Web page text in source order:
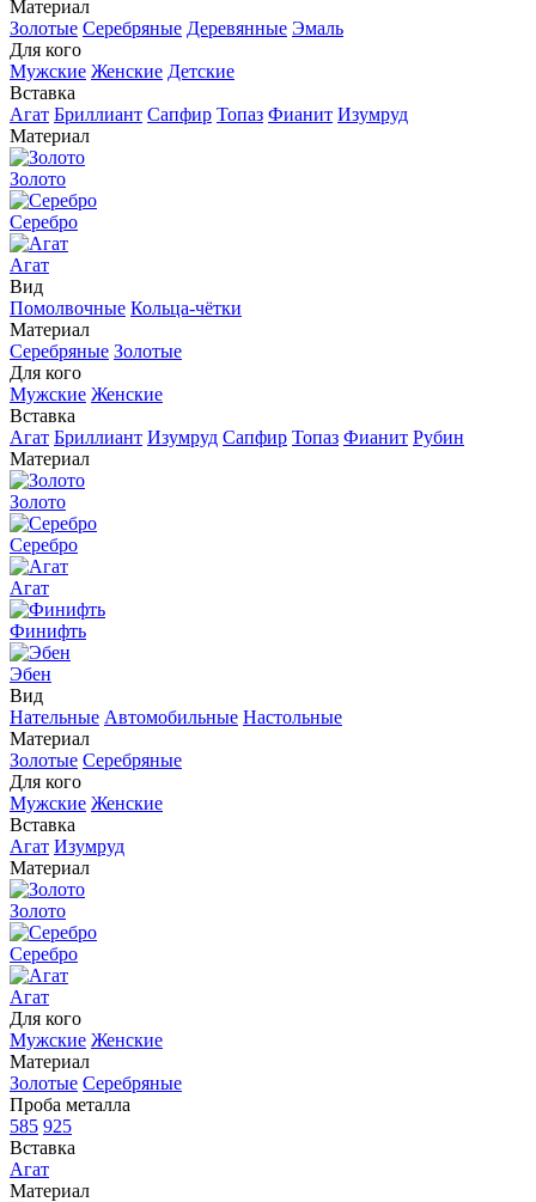
Материал
Золотые Серебряные Деревянные Эмаль
Для кого
Мужские Женские Детские
Вставка
Агат Бриллиант Сапфир Топаз Фианит Изумруд
Материал
Золото
Серебро
Агат
Вид
Помолвочные Кольца-чётки
Материал
Серебряные Золотые
Для кого
Мужские Женские
Вставка
Агат Бриллиант Изумруд Сапфир Топаз Фианит Рубин
Материал
Золото
Серебро
Агат
Финифть
Эбен
Вид
Нательные Автомобильные Настольные
Материал
Золотые Серебряные
Для кого
Мужские Женские
Вставка
Агат Изумруд
Материал
Золото
Серебро
Агат
Для кого
Мужские Женские
Материал
Золотые Серебряные
Проба металла
585 925
Вставка
Агат
Материал